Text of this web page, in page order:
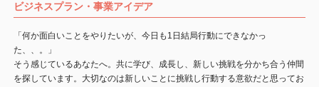
ビジネスプラン・事業アイデア
「何か面白いことをやりたいが、今日も1日結局行動にできなかっ
た、、。」
そう感じているあなたへ。共に学び、成長し、新しい挑戦を分かち合う仲間
を探しています。大切なのは新しいことに挑戦し行動する意欲だと思ってお